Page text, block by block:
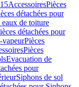
AccessoiresPièces
détachées pour
de toiture
détachées pour
vapeurPièces
Pièces
Evacuation de
pour
Siphons de sol